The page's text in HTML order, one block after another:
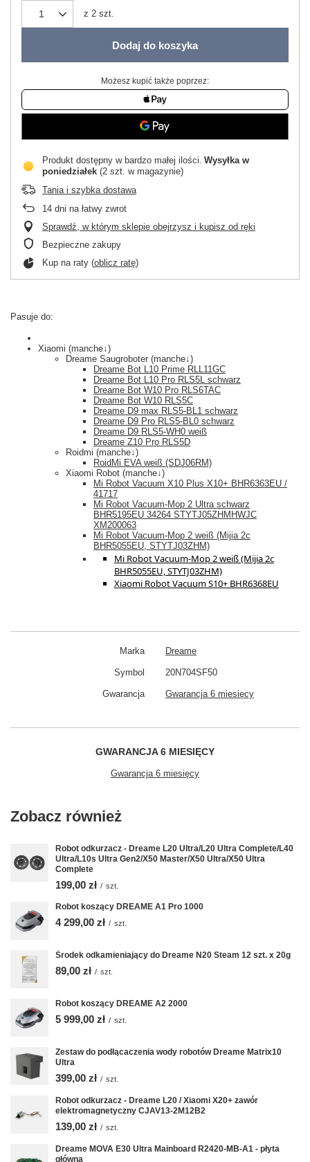
z 2 szt.
Dodaj do koszyka
Możesz kupić także poprzez:
Produkt dostępny w bardzo małej ilości Wysyłka w
poniedziałek (2 szt. w magazynie)
Tania i szybka dostawa
14 dni na łatwy zwrot
Sprawdź, w którym sklepie obejrzysz i kupisz od ręki
Bezpieczne zakupy
Kup na raty (oblicz ratę)
Pasuje do:
Xiaomi (manche↓)
Dreame Saugroboter (manche↓)
Dreame Bot L10 Prime RLL11GC
Dreame Bot L10 Pro RLS5L schwarz
Dreame Bot W10 Pro RLS6TAC
Dreame Bot W10 RLS5C
Dreame D9 max RLS5-BL1 schwarz
Dreame D9 Pro RLS5-BL0 schwarz
Dreame D9 RLS5-WH0 weiß
Dreame Z10 Pro RLS5D
Roidmi (manche↓)
RoidMi EVA weiß (SDJ06RM)
Xiaomi Robot (manche↓)
Mi Robot Vacuum X10 Plus X10+ BHR6363EU /
41717
Mi Robot Vacuum-Mop 2 Ultra schwarz
BHR5195EU 34264 STYTJ05ZHMHWJC
XM200063
Mi Robot Vacuum-Mop 2 weiß (Mijia 2c
BHR5055EU, STYTJ03ZHM)
Mi Robot Vacuum-Mop 2 weiß (Mijia 2c
BHR5055EU, STYTJ03ZHM)
Xiaomi Robot Vacuum S10+ BHR6368EU
Marka Dreame
Symbol 20N704SF50
Gwarancja Gwarancja 6 miesięcy
GWARANCJA 6 MIESIĘCY
Gwarancja 6 miesięcy
Zobacz również
Robot odkurzacz - Dreame L20 Ultra/L20 Ultra Complete/L40
Ultra/L10s Ultra Gen2/X50 Master/X50 Ultra/X50 Ultra
Complete
199,00 zł / szt.
Robot koszący DREAME A1 Pro 1000
4 299,00 zł / szt.
Środek odkamieniający do Dreame N20 Steam 12 szt. x 20g
89,00 zł / szt.
Robot koszący DREAME A2 2000
5 999,00 zł / szt.
Zestaw do podłącaczenia wody robotów Dreame Matrix10
Ultra
399,00 zł / szt.
Robot odkurzacz - Dreame L20 / Xiaomi X20+ zawór
elektromagnetyczny CJAV13-2M12B2
139,00 zł / szt.
Dreame MOVA E30 Ultra Mainboard R2420-MB-A1 - płyta
główna